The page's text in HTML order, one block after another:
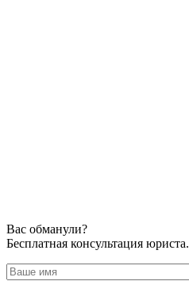
Вас обманули?
Бесплатная консультация юриста.